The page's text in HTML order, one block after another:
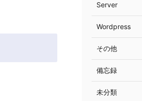
Server
Wordpress
その他
備忘録
未分類